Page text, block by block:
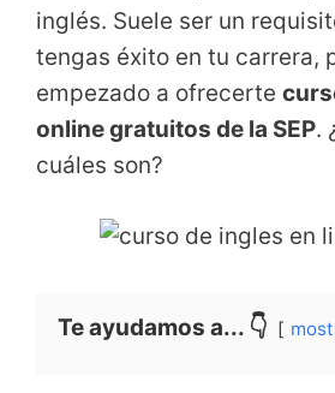
inglés. Suele ser un
tengas éxito en tu carrera,
empezado a ofrecerte
online gratuitos de la SEP.
cuáles son?
Te ayudamos a... 👇